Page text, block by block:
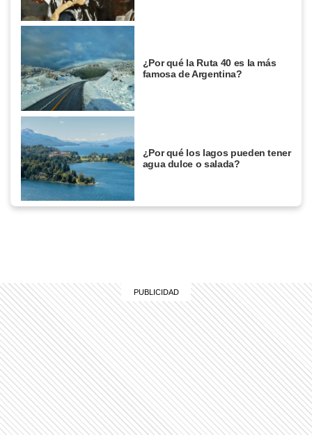
¿Por qué la Ruta 40 es la más
famosa de Argentina?
¿Por qué los lagos pueden tener
agua dulce o salada?